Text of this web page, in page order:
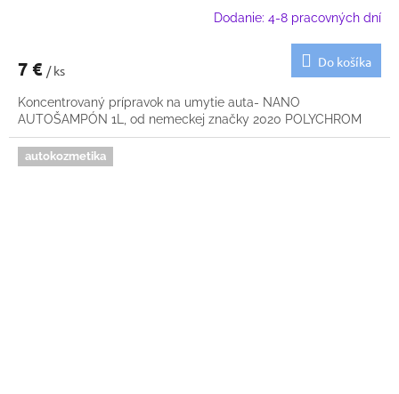
Dodanie: 4-8 pracovných dní
7 € / ks
Do košíka
Koncentrovaný prípravok na umytie auta- NANO
AUTOŠAMPÓN 1L, od nemeckej značky 2020 POLYCHROM
autokozmetika